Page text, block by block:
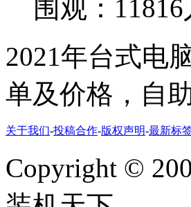
围观：11816
2021年台式电
单及价格，自
关于我们-投稿合作-版权声明-最新标
Copyright ©